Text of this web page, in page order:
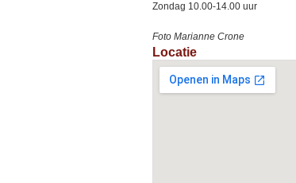
Zondag 10.00-14.00 uur
Foto Marianne Crone
Locatie